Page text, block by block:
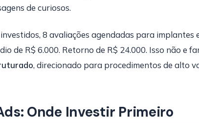
de curiosos.
8 avaliações agendadas para implantes
de R$ 6.000. Retorno de R$ 24.000. Isso não e
, direcionado para procedimentos de alto
Onde Investir Primeiro